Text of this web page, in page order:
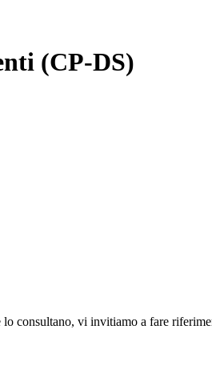
(CP-DS)
consultano, vi invitiamo a fare